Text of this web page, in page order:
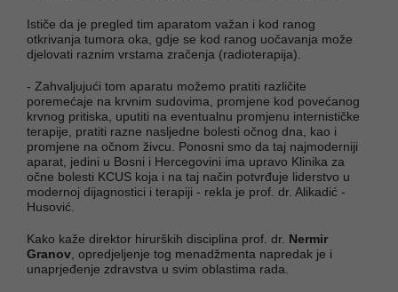
Ističe da je pregled tim aparatom važan i kod ranog
otkrivanja tumora oka, gdje se kod ranog uočavanja može
djelovati raznim vrstama zračenja (radioterapija).
- Zahvaljujući tom aparatu možemo pratiti različite
poremećaje na krvnim sudovima, promjene kod povećanog
krvnog pritiska, uputiti na eventualnu promjenu internističke
terapije, pratiti razne nasljedne bolesti očnog dna, kao i
promjene na očnom živcu. Ponosni smo da taj najmoderniji
aparat, jedini u Bosni i Hercegovini ima upravo Klinika za
očne bolesti KCUS koja i na taj način potvrđuje liderstvo u
modernoj dijagnostici i terapiji - rekla je prof. dr. Alikadić -
Husović.
Kako kaže direktor hirurških disciplina prof. dr. Nermir
Granov , opredjeljenje tog menadžmenta napredak je i
unaprjeđenje zdravstva u svim oblastima rada.